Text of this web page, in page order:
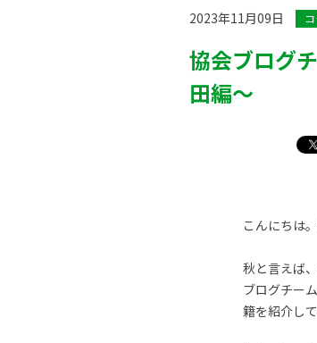
2023年11月09日
協会ブログ
田編～
こんにちは
秋と言えば
ブログチー
籍を紹介し